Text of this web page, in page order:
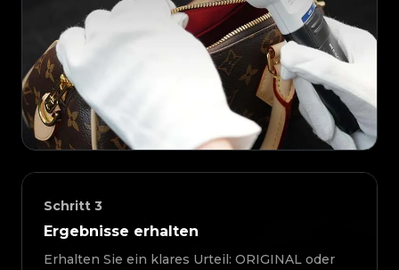
Schritt 3
Ergebnisse erhalten
Erhalten Sie ein klares Urteil: ORIGINAL oder